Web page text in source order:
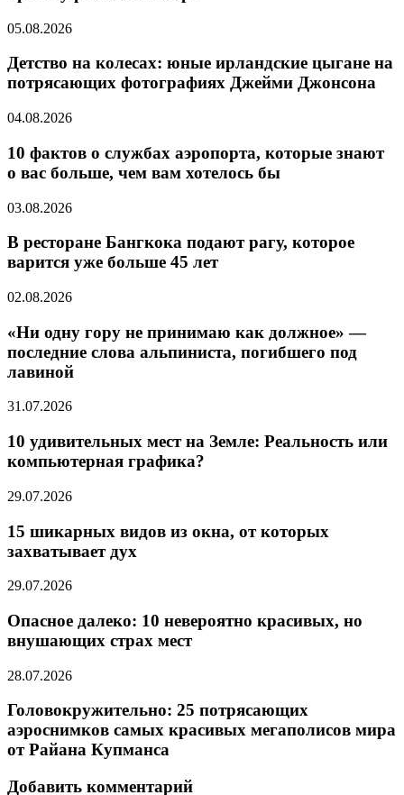
05.08.2026
Детство на колесах: юные ирландские цыгане на
потрясающих фотографиях Джейми Джонсона
04.08.2026
10 фактов о службах аэропорта, которые знают
о вас больше, чем вам хотелось бы
03.08.2026
В ресторане Бангкока подают рагу, которое
варится уже больше 45 лет
02.08.2026
«Ни одну гору не принимаю как должное» —
последние слова альпиниста, погибшего под
лавиной
31.07.2026
10 удивительных мест на Земле: Реальность или
компьютерная графика?
29.07.2026
15 шикарных видов из окна, от которых
захватывает дух
29.07.2026
Опасное далеко: 10 невероятно красивых, но
внушающих страх мест
28.07.2026
Головокружительно: 25 потрясающих
аэроснимков самых красивых мегаполисов мира
от Райана Купманса
Добавить комментарий